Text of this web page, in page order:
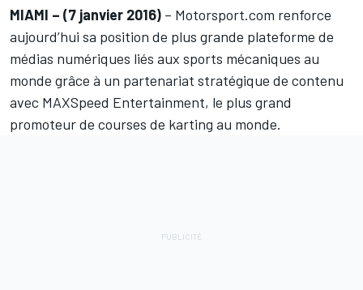
MIAMI – (7 janvier 2016) – Motorsport.com renforce
aujourd’hui sa position de plus grande plateforme de
médias numériques liés aux sports mécaniques au
monde grâce à un partenariat stratégique de contenu
avec MAXSpeed Entertainment, le plus grand
promoteur de courses de karting au monde.